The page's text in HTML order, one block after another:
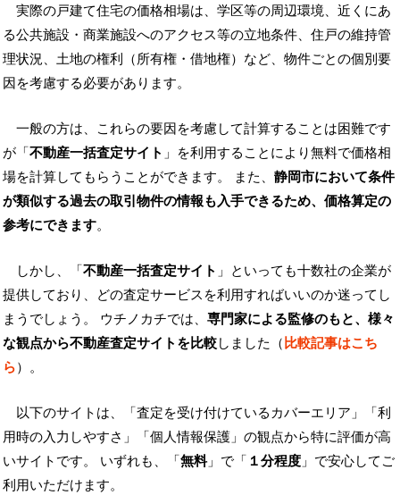
実際の戸建て住宅の価格相場は、学区等の周辺環境、近くにあ
る公共施設・商業施設へのアクセス等の立地条件、住戸の維持管
理状況、土地の権利（所有権・借地権）など、物件ごとの個別要
因を考慮する必要があります。
一般の方は、これらの要因を考慮して計算することは困難です
が「不動産一括査定サイト 」を利用することにより無料で価格相
場を計算してもらうことができます。 また、 静岡市において条件
が類似する過去の取引物件の情報も入手できるため、価格算定の
参考にできます。
しかし、「不動産一括査定サイト 」といっても十数社の企業が
提供しており、どの査定サービスを利用すればいいのか迷ってし
まうでしょう。 ウチノカチでは、 専門家による監修のもと、様々
な観点から不動産査定サイトを比較しました（比較記事はこち
ら）。
以下のサイトは、「査定を受け付けているカバーエリア」「利
用時の入力しやすさ」「個人情報保護」の観点から特に評価が高
いサイトです。 いずれも、「無料」で「 １分程度 」で安心してご
利用いただけます。